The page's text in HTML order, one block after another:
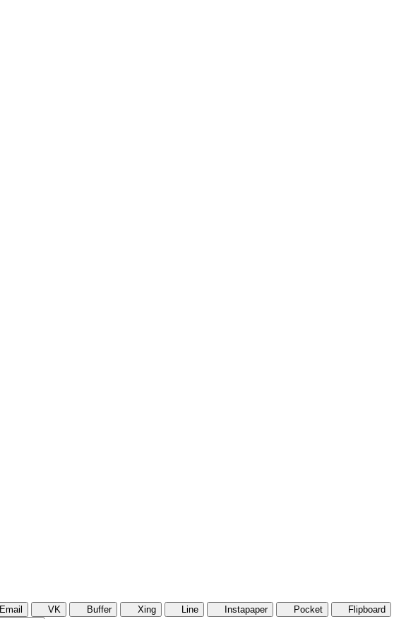
Email VK Buffer Xing Line Instapaper Pocket Flipboard